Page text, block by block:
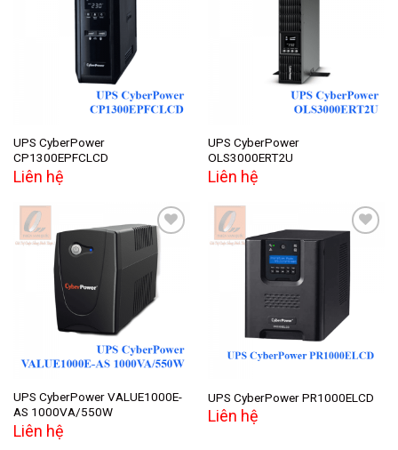
UPS CyberPower
CP1300EPFCLCD
Liên hệ
UPS CyberPower
OLS3000ERT2U
Liên hệ
Add to
wishlist
UPS CyberPower VALUE1000E-
AS 1000VA/550W
Liên hệ
wishlist
UPS CyberPower PR1000ELCD
Liên hệ